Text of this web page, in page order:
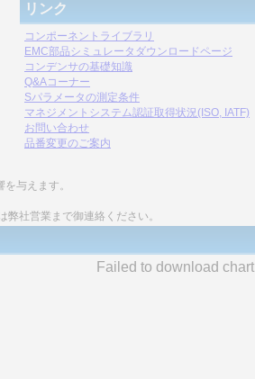
リンク
コンポーネントライブラリ
EMC部品シミュレータダウンロードページ
コンデンサの基礎知識
Q&Aコーナー
Sパラメータの測定条件
マネジメントシステム認証取得状況(ISO, IATF)
お問い合わせ
品番変更のご案内
与えます。
社営業まで御連絡ください。
Failed to download chart